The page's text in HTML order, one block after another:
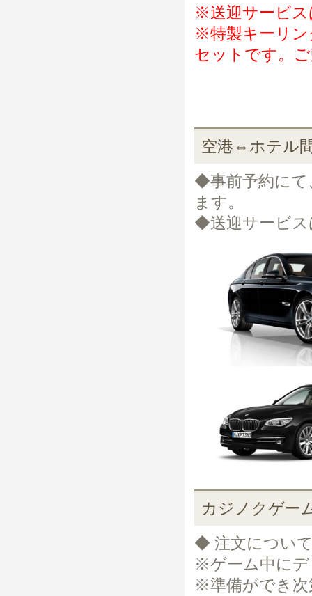
※送迎サービス
※特製キーリン
セットです。
空港⇔ホテル
◆事前予約にて
ます。
◆送迎サービス
カジノクゲー
◆ 注文につい
※ゲーム中にデ
※準備ができ次